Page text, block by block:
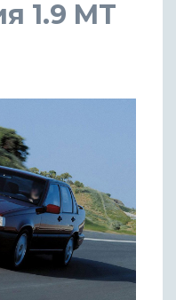
1.9 MT